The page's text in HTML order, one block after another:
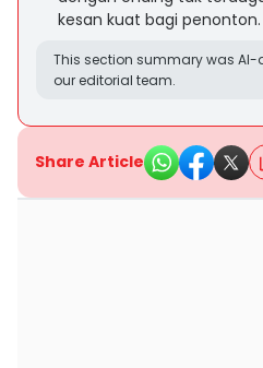
kesan kuat bagi penonton.
This section summary was
our editorial team.
Share Article